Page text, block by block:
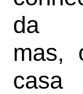
da
mas,